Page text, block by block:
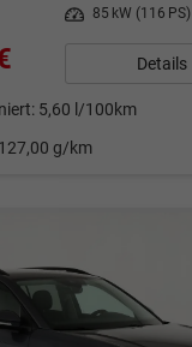
Leistung 85 kW (116 PS)
Details
5,60 l/100km
127,00 g/km